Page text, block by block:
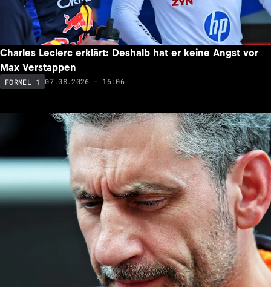
Charles Leclerc erklärt: Deshalb hat er keine Angst vor
Max Verstappen
FORMEL 1 07.08.2026 - 16:06